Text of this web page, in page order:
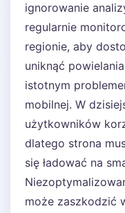
ignorowanie
regularnie
regionie, aby
uniknąć
istotnym
mobilnej. W
użytkowników
dlatego strona
się ładować na
może zaszkodzić